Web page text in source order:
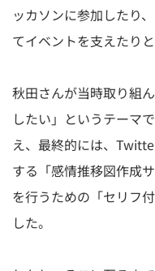
ッカソンに参加したり
てイベントを支えたり
秋田さんが当時取り組
したい」というテーマ
え、最終的には、
する「感情推移図作成
を行うための「セリフ
した。